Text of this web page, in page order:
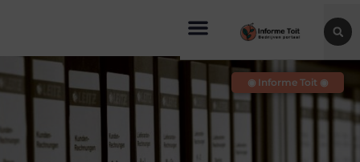
◉ Informe Toit ◉